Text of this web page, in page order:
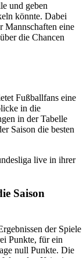
und geben
könnte. Dabei
Mannschaften eine
die Chancen
Fußballfans eine
in die
in der Tabelle
Saison die besten
live in ihrer
Saison
der Spiele
Punkte, für ein
null Punkte. Die